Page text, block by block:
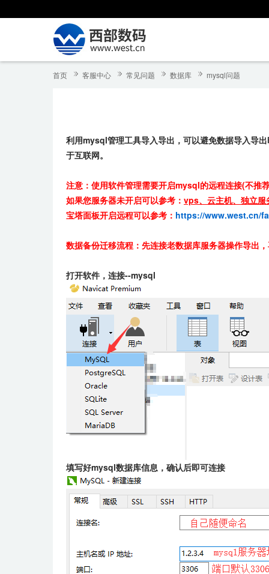
首页 客服中心 常见问题 数据库 mysql问题
利用mysql管理工具导入导出，可以避免数据导入导
于互联网。
注意：使用软件管理需要开启mysql的远程连接(不推
如果您服务器未开启可以参考： vps、云主机、独立
宝塔面板开启远程可以参考： https://www.west.cn/
数据备份迁移流程： 先连接老数据库服务器操作导出
打开软件，连接--mysql
填写好mysql数据库信息，确认后即可连接